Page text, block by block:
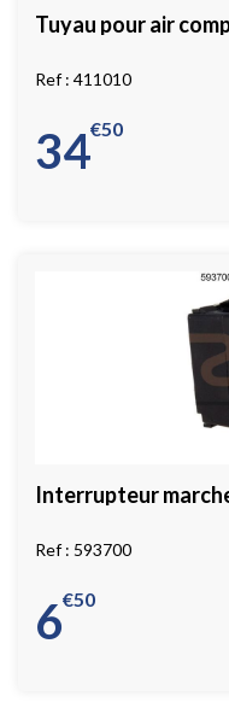
Tuyau pour air
411010
34 50
€
Interrupteur
593700
6 50
€